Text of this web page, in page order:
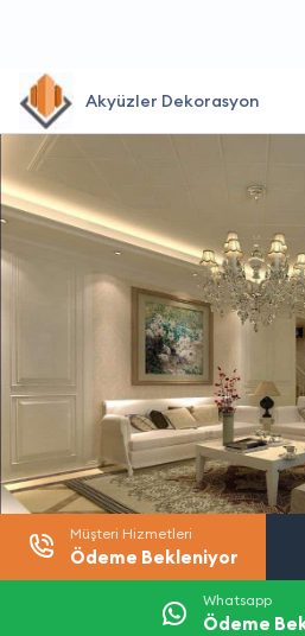
Akyüzler Dekorasyon
Müşteri Hizmetleri
Ödeme Bekleniyor
Whatsapp
Ödeme